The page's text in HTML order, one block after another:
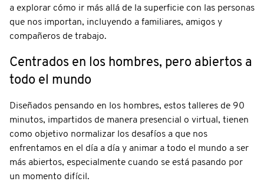
a explorar cómo ir más allá de la superficie con las personas
que nos importan, incluyendo a familiares, amigos y
compañeros de trabajo.
Centrados en los hombres, pero abiertos a
todo el mundo
Diseñados pensando en los hombres, estos talleres de 90
minutos, impartidos de manera presencial o virtual, tienen
como objetivo normalizar los desafíos a que nos
enfrentamos en el día a día y animar a todo el mundo a ser
más abiertos, especialmente cuando se está pasando por
un momento difícil.